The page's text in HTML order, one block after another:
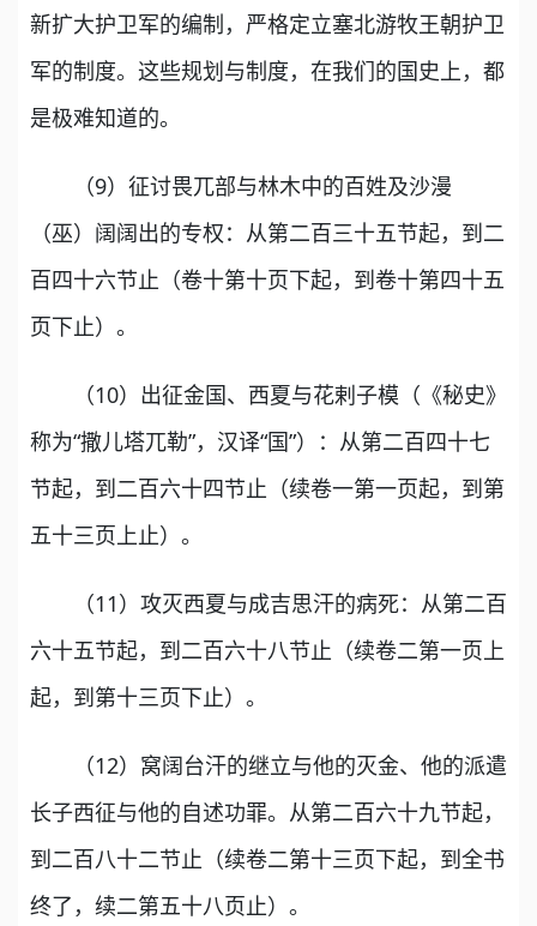
新扩大护卫军的编制，严格定立塞北游牧王朝护卫
军的制度。这些规划与制度，在我们的国史上，都
是极难知道的。
（9）征讨畏兀部与林木中的百姓及沙漫
（巫）阔阔出的专权：从第二百三十五节起，到二
百四十六节止（卷十第十页下起，到卷十第四十五
页下止）。
（10）出征金国、西夏与花剌子模（《秘史》
称为“撒儿塔兀勒”，汉译“国”）：从第二百四十七
节起，到二百六十四节止（续卷一第一页起，到第
五十三页上止）。
（11）攻灭西夏与成吉思汗的病死：从第二百
六十五节起，到二百六十八节止（续卷二第一页上
起，到第十三页下止）。
（12）窝阔台汗的继立与他的灭金、他的派遣
长子西征与他的自述功罪。从第二百六十九节起，
到二百八十二节止（续卷二第十三页下起，到全书
终了，续二第五十八页止）。